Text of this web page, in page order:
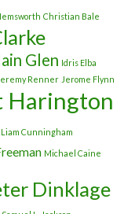
Christian Bale
Glen Idris Elba
Renner Jerome Flynn
Harington
Liam Cunningham
Michael Caine
Dinklage